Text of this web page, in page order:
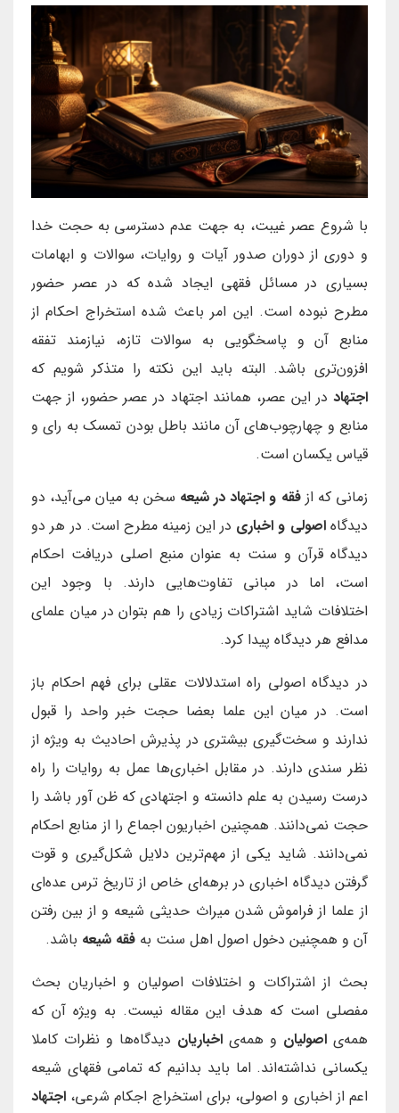
با شروع عصر غیبت، به جهت عدم دسترسی به حجت خدا
و دوری از دوران صدور آیات و روایات، سوالات و ابهامات
بسیاری در مسائل فقهی ایجاد شده که در عصر حضور
مطرح نبوده است. این امر باعث شده استخراج احکام از
منابع آن و پاسخگویی به سوالات تازه، نیازمند تفقه
افزون‌تری باشد. البته باید این نکته را متذکر شویم که
اجتهاد در این عصر، همانند اجتهاد در عصر حضور، از جهت
منابع و چهارچوب‌های آن مانند باطل بودن تمسک به رای و
قیاس یکسان است.
زمانی که ازفقه و اجتهاد در شیعه سخن به میان می‌آید، دو
دیدگاهاصولی و اخباری در این زمینه مطرح است. در هر دو
دیدگاه قرآن و سنت به عنوان منبع اصلی دریافت احکام
است، اما در مبانی تفاوت‌هایی دارند. با وجود این
اختلافات شاید اشتراکات زیادی را هم بتوان در میان علمای
مدافع هر دیدگاه پیدا کرد.
در دیدگاه اصولی راه استدلالات عقلی برای فهم احکام باز
است. در میان این علما بعضا حجت خبر واحد را قبول
ندارند و سخت‌گیری بیشتری در پذیرش احادیث به ویژه از
نظر سندی دارند. در مقابل اخباری‌ها عمل به روایات را راه
درست رسیدن به علم دانسته و اجتهادی که ظن آور باشد را
حجت نمی‌دانند. همچنین اخباریون اجماع را از منابع احکام
نمی‌دانند. شاید یکی از مهم‌ترین دلایل شکل‌گیری و قوت
گرفتن دیدگاه اخباری در برهه‌ای خاص از تاریخ ترس عده‌ای
از علما از فراموش شدن میراث حدیثی شیعه و از بین رفتن
آن و همچنین دخول اصول اهل سنت به فقه شیعه باشد.
بحث از اشتراکات و اختلافات اصولیان و اخباریان بحث
مفصلی است که هدف این مقاله نیست. به ویژه آن که
همه‌ی اصولیان و همه‌ی اخباریان دیدگاه‌ها و نظرات کاملا
یکسانی نداشته‌اند. اما باید بدانیم که تمامی فقهای شیعه
اعم از اخباری و اصولی، برای استخراج اجکام شرعی، اجتهاد